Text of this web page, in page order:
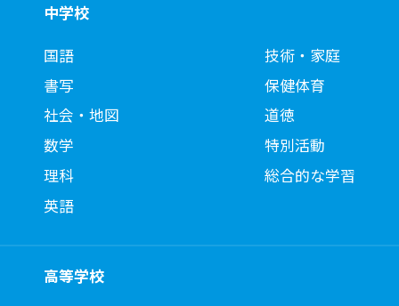
中学校
国語
書写
社会・地図
数学
理科
英語
技術・家庭
保健体育
道徳
特別活動
総合的な学習
高等学校